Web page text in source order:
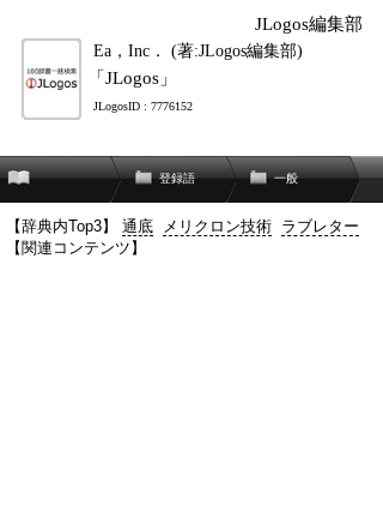
JLogos編集部
Ea，Inc． (著:JLogos編集部)
「JLogos」
JLogosID : 7776152
登録語 一般
【辞典内Top3】 通底 メリクロン技術 ラブレター
【関連コンテンツ】